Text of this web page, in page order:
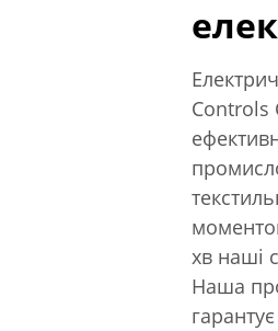
Controls
хв наші
Наша